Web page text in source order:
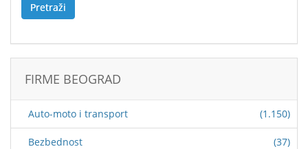
Pretraži
FIRME BEOGRAD
Auto-moto i transport (1.150)
Bezbednost (37)